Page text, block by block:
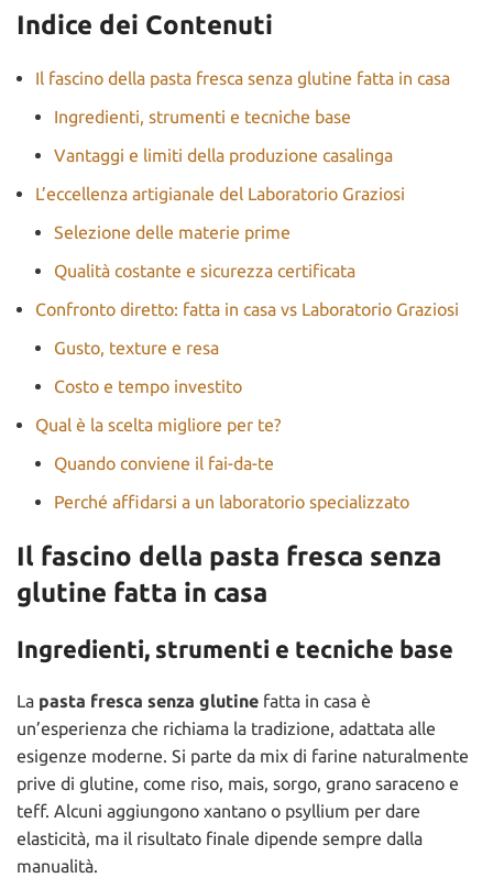
Indice dei Contenuti
Il fascino della pasta fresca senza glutine fatta in casa
Ingredienti, strumenti e tecniche base
Vantaggi e limiti della produzione casalinga
L’eccellenza artigianale del Laboratorio Graziosi
Selezione delle materie prime
Qualità costante e sicurezza certificata
Confronto diretto: fatta in casa vs Laboratorio Graziosi
Gusto, texture e resa
Costo e tempo investito
Qual è la scelta migliore per te?
Quando conviene il fai-da-te
Perché affidarsi a un laboratorio specializzato
Il fascino della pasta fresca senza
glutine fatta in casa
Ingredienti, strumenti e tecniche base
La pasta fresca senza glutine fatta in casa è
un’esperienza che richiama la tradizione, adattata alle
esigenze moderne. Si parte da mix di farine naturalmente
prive di glutine, come riso, mais, sorgo, grano saraceno e
teff. Alcuni aggiungono xantano o psyllium per dare
elasticità, ma il risultato finale dipende sempre dalla
manualità.